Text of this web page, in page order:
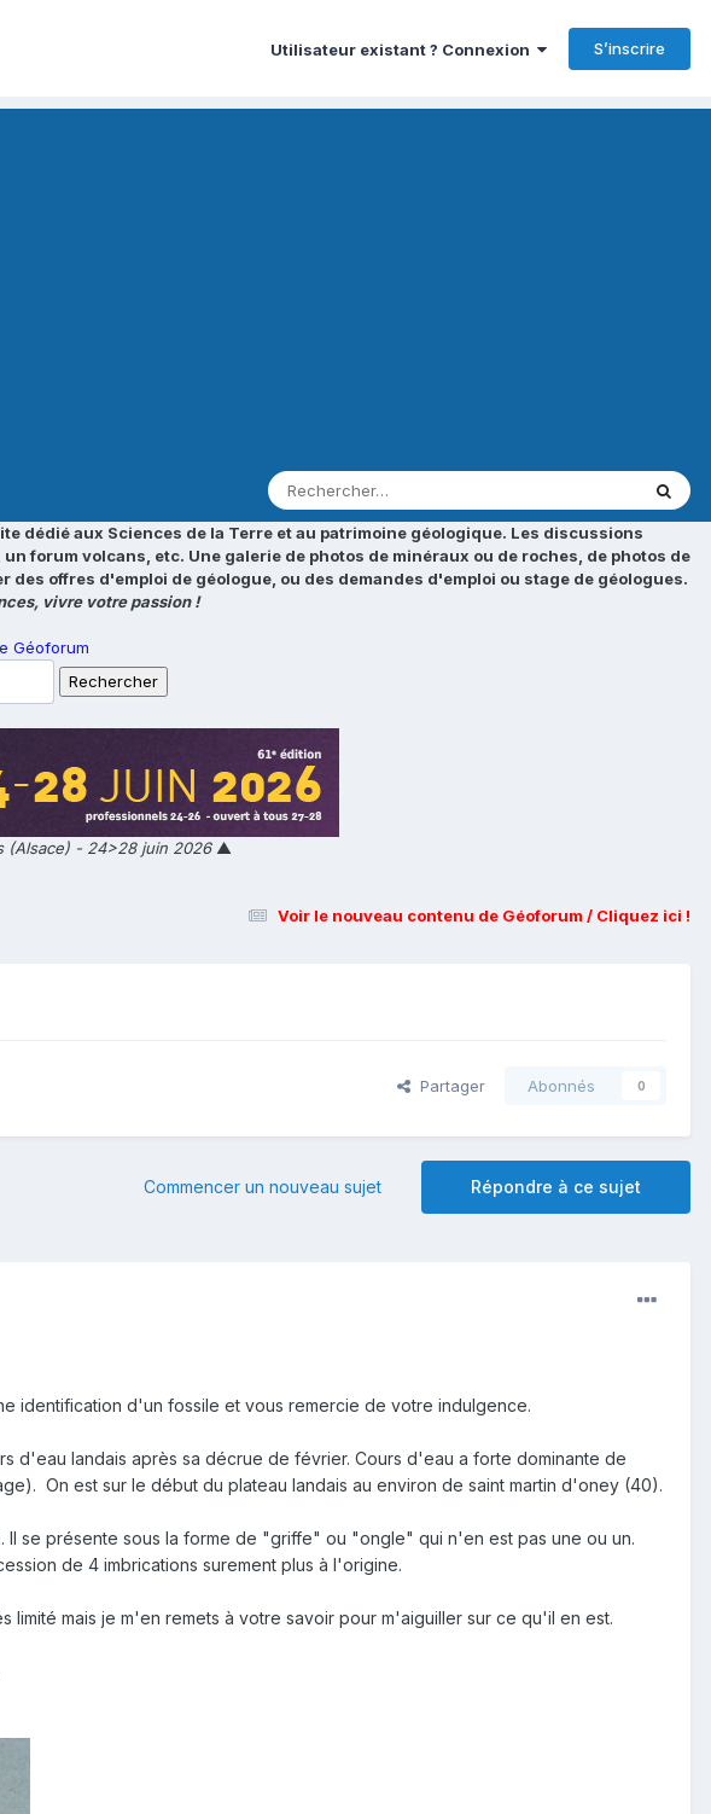
Utilisateur existant ? Connexion S’inscrire
dédié aux Sciences de la Terre et au patrimoine géologique. Les discussions
forum volcans, etc. Une galerie de photos de minéraux ou de roches, de photos de
offres d'emploi de géologue, ou des demandes d'emploi ou stage de géologues.
vivre votre passion !
Géoforum
(Alsace) - 24>28 juin 2026▲
Voir le nouveau contenu de Géoforum / Cliquez ici !
Partager Abonnés 0
Répondre à ce sujet
Commencer un nouveau sujet
identification d'un fossile et vous remercie de votre indulgence.
d'eau landais après sa décrue de février. Cours d'eau a forte dominante de
On est sur le début du plateau landais au environ de saint martin d'oney (40).
Il se présente sous la forme de "griffe" ou "ongle" qui n'en est pas une ou un.
de 4 imbrications surement plus à l'origine.
mais je m'en remets à votre savoir pour m'aiguiller sur ce qu'il en est.